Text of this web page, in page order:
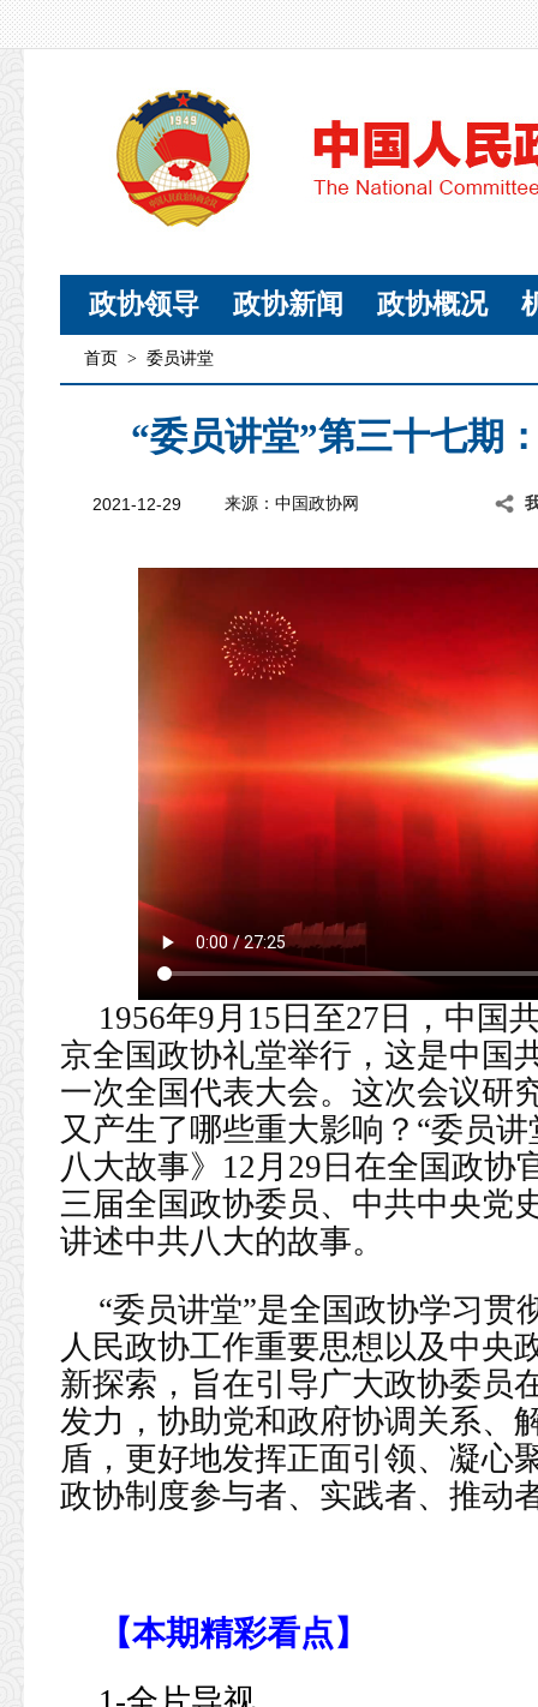
政协领导 政协新闻 政协概况
首页 > 委员讲堂
“委员讲堂”第三十七期
2021-12-29 来源：中国政协网
1956年9月15日至27日，中国
京全国政协礼堂举行，这是中国
一次全国代表大会。这次会议研
又产生了哪些重大影响？“委员
八大故事》12月29日在全国政协
三届全国政协委员、中共中央党
讲述中共八大的故事。
“委员讲堂”是全国政协学习贯
人民政协工作重要思想以及中央
新探索，旨在引导广大政协委员
发力，协助党和政府协调关系、
盾，更好地发挥正面引领、凝心
政协制度参与者、实践者、推动
【本期精彩看点】